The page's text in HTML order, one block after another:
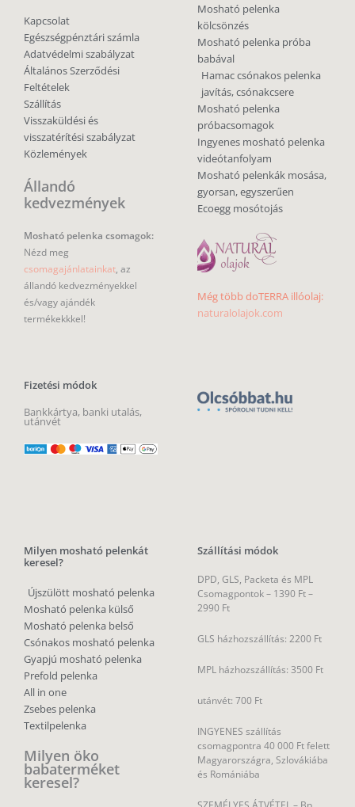
Kapcsolat
Egészségpénztári számla
Adatvédelmi szabályzat
Általános Szerződési
Feltételek
Szállítás
Visszaküldési és
visszatérítési szabályzat
Közlemények
Állandó
kedvezmények
Mosható pelenka csomagok:
Nézd meg
csomagajánlatainkat, az
állandó kedvezményekkel
és/vagy ajándék
termékekkkel!
Fizetési módok
Bankkártya, banki utalás,
utánvét
Mosható pelenka
kölcsönzés
Mosható pelenka próba
babával
Hamac csónakos pelenka
javítás, csónakcsere
Mosható pelenka
próbacsomagok
Ingyenes mosható pelenka
videótanfolyam
Mosható pelenkák mosása,
gyorsan, egyszerűen
Ecoegg mosótojás
Még több doTERRA illóolaj:
naturalolajok.com
Milyen mosható pelenkát
keresel?
Újszülött mosható pelenka
Mosható pelenka külső
Mosható pelenka belső
Csónakos mosható pelenka
Gyapjú mosható pelenka
Prefold pelenka
All in one
Zsebes pelenka
Textilpelenka
Milyen öko
babaterméket
keresel?
Szállítási módok
DPD, GLS, Packeta és MPL
Csomagpontok – 1390 Ft –
2990 Ft
GLS házhozszállítás: 2200 Ft
MPL házhozszállítás: 3500 Ft
utánvét: 700 Ft
INGYENES szállítás
csomagpontra 40 000 Ft felett
Magyarországra, Szlovákiába
és Romániába